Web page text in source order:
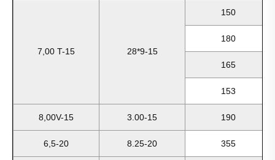
7,00 T-15 28*9-15
150
180
165
153
8,00V-15 3.00-15 190
6,5-20 8.25-20 355